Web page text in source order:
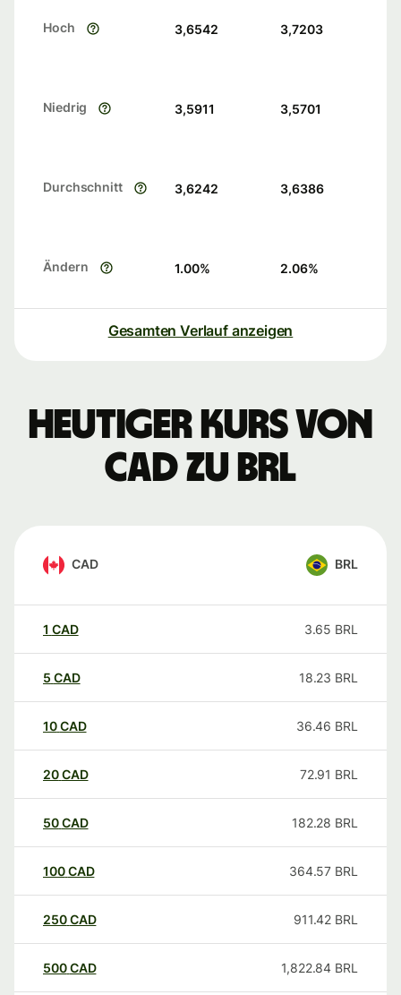
Hoch 3,6542 3,7203
Niedrig 3,5911 3,5701
Durchschnitt 3,6242 3,6386
Ändern 1.00% 2.06%
Gesamten Verlauf anzeigen
Heutiger Kurs von
CAD zu BRL
CAD BRL
1 CAD 3.65 BRL
5 CAD 18.23 BRL
10CAD 36.46 BRL
20CAD 72.91 BRL
50CAD 182.28 BRL
100CAD 364.57 BRL
250CAD 911.42 BRL
500CAD 1,822.84 BRL